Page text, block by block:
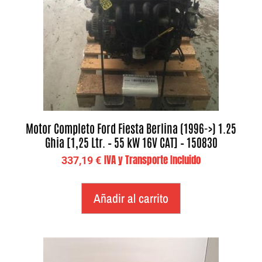
Motor Completo Ford Fiesta Berlina (1996->) 1.25
Ghia [1,25 Ltr. – 55 kW 16V CAT] – 150830
337,19€ IVA y Transporte Incluido
Añadir al carrito